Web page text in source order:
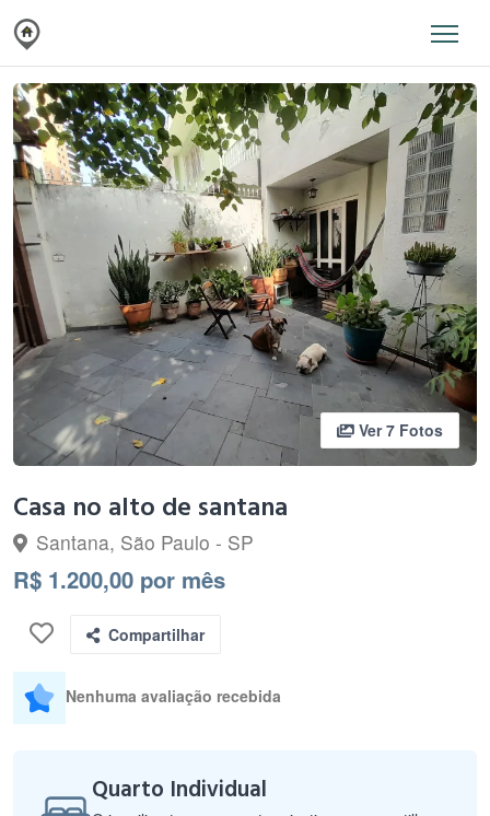
Ver 7 Fotos
Casa no alto de santana
Santana, São Paulo - SP
R$ 1.200,00 por mês
Compartilhar
Nenhuma avaliação recebida
Quarto Individual